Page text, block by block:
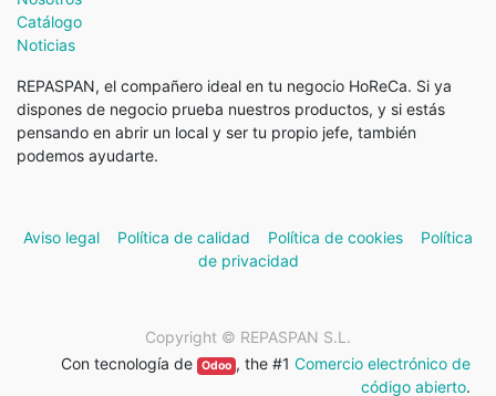
Catálogo
Noticias
REPASPAN, el compañero ideal en tu negocio HoReCa. Si ya
dispones de negocio prueba nuestros productos, y si estás
pensando en abrir un local y ser tu propio jefe, también
podemos ayudarte.
Aviso legal Política de calidad Política de cookies
Política
de privacidad
Copyright © REPASPAN S.L.
Con tecnología de
Odoo , the #1 Comercio electrónico de
código abierto.